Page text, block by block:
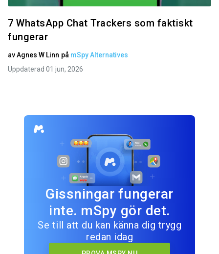
7 WhatsApp Chat Trackers som faktiskt
fungerar
avAgnes W Linn på mSpy Alternatives
Uppdaterad 01 jun, 2026
Gissningar fungerar
inte. mSpy gör det.
Se till att du kan känna dig trygg
redan idag